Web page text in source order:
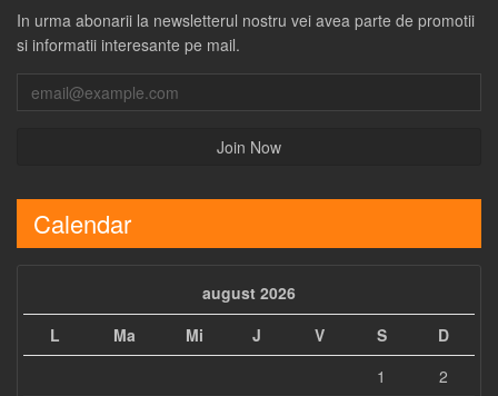
In urma abonarii la newsletterul nostru vei avea parte de promotii
si informatii interesante pe mail.
Calendar
august 2026
L
Ma Mi J V S
D
1
2